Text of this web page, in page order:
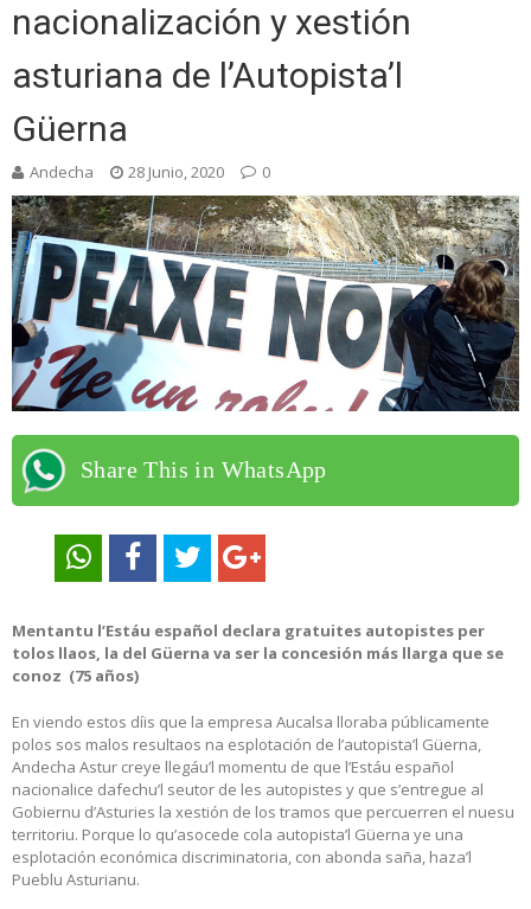
nacionalización y xestión
asturiana de l’Autopista’l
Güerna
Andecha 28 Junio, 2020 0
Share This in WhatsApp
Mentantu l’Estáu español declara gratuites autopistes per
tolos llaos, la del Güerna va ser la concesión más llarga que se
conoz (75 años)
En viendo estos díis que la empresa Aucalsa lloraba públicamente
polos sos malos resultaos na esplotación de l’autopista’l Güerna,
Andecha Astur creye llegáu’l momentu de que l’Estáu español
nacionalice dafechu’l seutor de les autopistes y que s’entregue al
Gobiernu d’Asturies la xestión de los tramos que percuerren el nuesu
territoriu. Porque lo qu’asocede cola autopista’l Güerna ye una
esplotación económica discriminatoria, con abonda saña, haza’l
Pueblu Asturianu.